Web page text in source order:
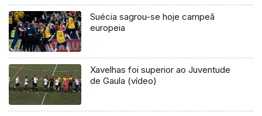
Suécia sagrou-se hoje campeã
europeia
Xavelhas foi superior ao Juventude
de Gaula (vídeo)